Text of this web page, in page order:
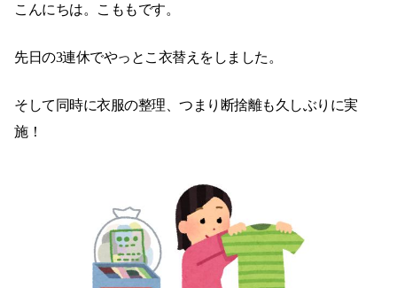
こんにちは。こももです。
先日の3連休でやっとこ衣替えをしました。
そして同時に衣服の整理、つまり断捨離も久しぶりに実
施！